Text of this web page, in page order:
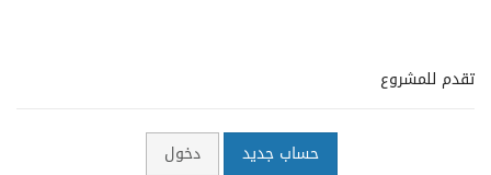
تقدم للمشروع
حساب جديد دخول